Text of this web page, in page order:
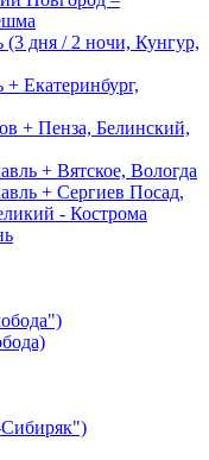
дня / 2 ночи, Кунгур,
Екатеринбург,
+ Пенза, Белинский,
+ Вятское, Вологда
+ Сергиев Посад,
- Кострома